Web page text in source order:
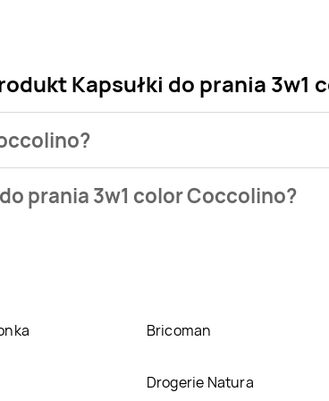
Kapsułki do prania 3w1
do prania 3w1 color Coccolino kosztuje
prania 3w1 color Coccolino?
Bricoman
Drogerie Natura